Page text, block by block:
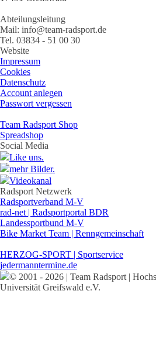
Abteilungsleitung
Mail: info@team-radsport.de
Tel. 03834 - 51 00 30
Website
Impressum
Cookies
Datenschutz
Account anlegen
Passwort vergessen
Team Radsport Shop
Spreadshop
Social Media
Like uns.
mehr Bilder.
Videokanal
Radsport Netzwerk
Radsportverband M-V
rad-net | Radsportportal BDR
Landessportbund M-V
Bike Market Team | Renngemeinschaft
HERZOG-SPORT | Sportservice
jedermanntermine.de
© 2001 - 2026 | Team Radsport |
Universität Greifswald e.V.